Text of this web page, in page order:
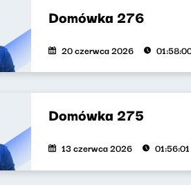
Domówka 276
20 czerwca 2026
Domówka 275
13 czerwca 2026 01:56:01